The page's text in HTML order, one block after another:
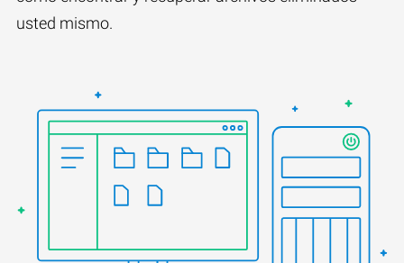
usted mismo.